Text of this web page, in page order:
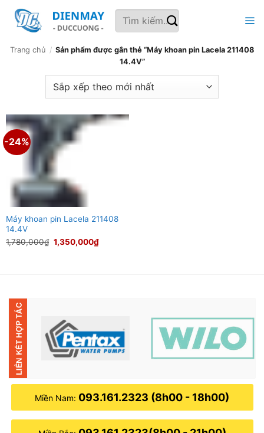
qua
dung
Tìm
kiếm:
Trang chủ / Sản phẩm được gắn thẻ “Máy khoan pin Lacela 211408
14.4V”
-24%
Máy khoan pin Lacela 211408
14.4V
1,780,000₫ Giá
gốc
1,350,000₫Giá
Miền Nam: 093.161.2323 (8h00 - 18h00)